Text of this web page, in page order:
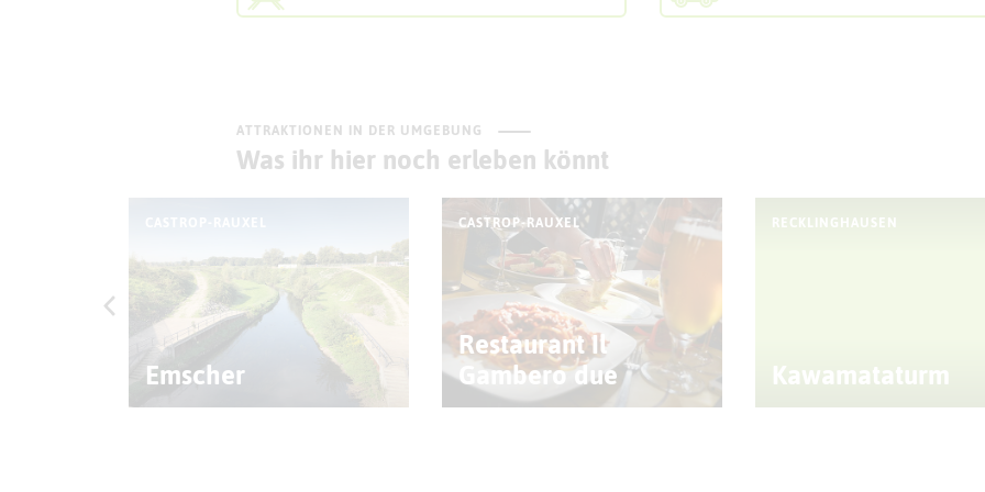
ATTRAKTIONEN IN DER UMGEBUNG
Was ihr hier noch erleben könnt
Emscher
CASTROP-RAUXEL
Restaurant Il
Gambero due
RECKLINGHAUSEN
Kawamataturm